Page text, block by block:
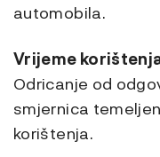
automobila.
Vrijeme
Odricanje od
smjernica
korištenja.